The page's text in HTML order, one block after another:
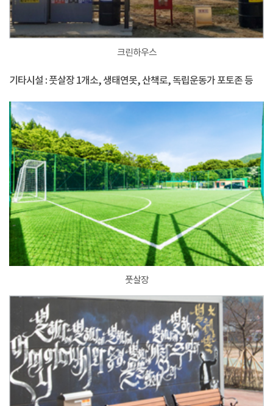
크린하우스
기타시설 : 풋살장 1개소, 생태연못, 산책로, 독립운동가 포토존 등
풋살장